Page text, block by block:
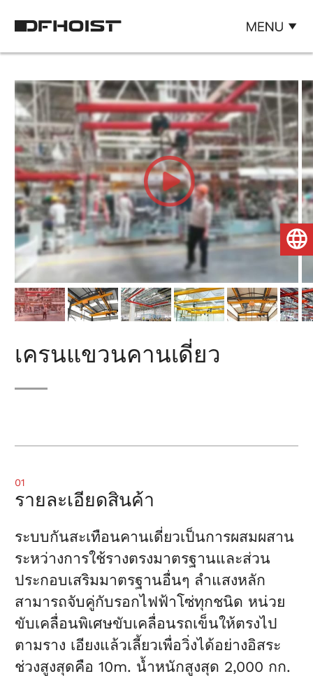
เครนแขวนคานเดี่ยว
01
รายละเอียดสินค้า
ระบบกันสะเทือนคานเดี่ยวเป็นการผสมผสาน
ระหว่างการใช้รางตรงมาตรฐานและส่วน
ประกอบเสริมมาตรฐานอื่นๆ ลำแสงหลัก
สามารถจับคู่กับรอกไฟฟ้าโซ่ทุกชนิด หน่วย
ขับเคลื่อนพิเศษขับเคลื่อนรถเข็นให้ตรงไป
ตามราง เอียงแล้วเลี้ยวเพื่อวิ่งได้อย่างอิสระ
ช่วงสูงสุดคือ 10m. น้ำหนักสูงสุด 2,000 กก.